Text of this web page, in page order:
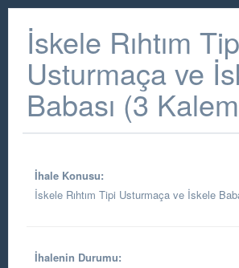
İskele Rıhtım
Usturmaça ve
Babası (3
İhale Konusu:
İskele Rıhtım Tipi Usturmaça ve İskele
İhalenin Durumu: